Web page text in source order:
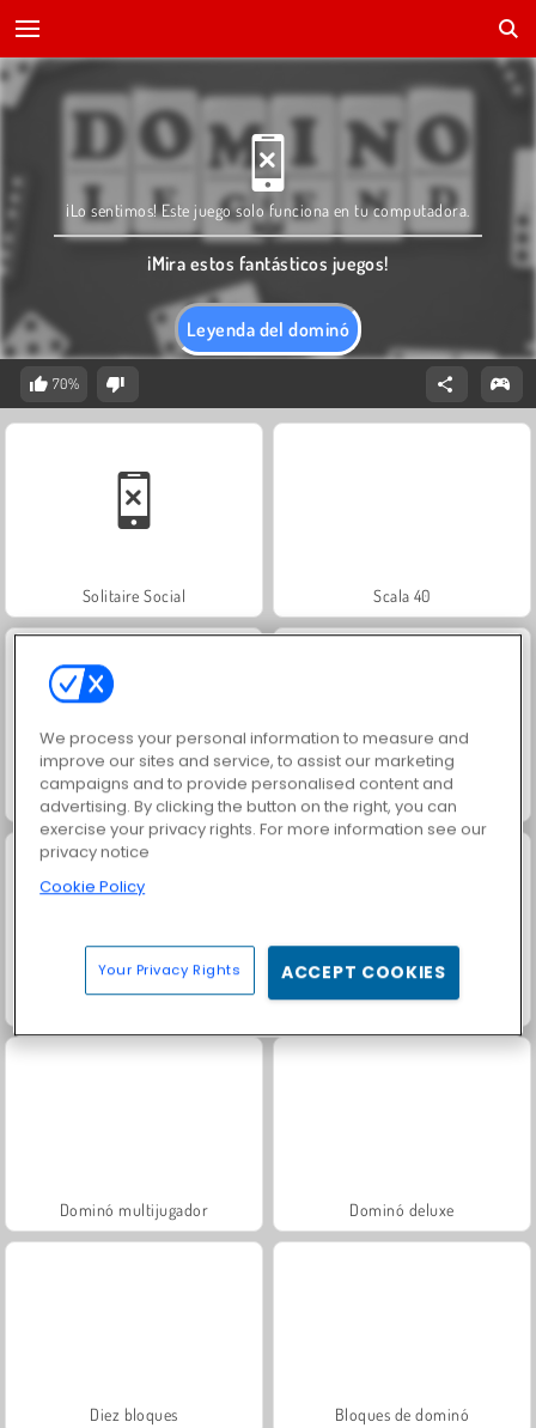
Leyenda del dominó
¡Lo sentimos! Este juego solo funciona en tu computadora.
¡Mira estos fantásticos juegos!
70%
Solitaire Social Scala 40
Juice Merge Grand Mahjong Connect
Trollface Quest: USA 2
Dominó multijugador Dominó deluxe
Diez bloques Bloques de dominó
We process your personal information to measure and
improve our sites and service, to assist our marketing
campaigns and to provide personalised content and
advertising. By clicking the button on the right, you can
exercise your privacy rights. For more information see our
privacy notice
Cookie Policy
Your Privacy Rights ACCEPT COOKIES